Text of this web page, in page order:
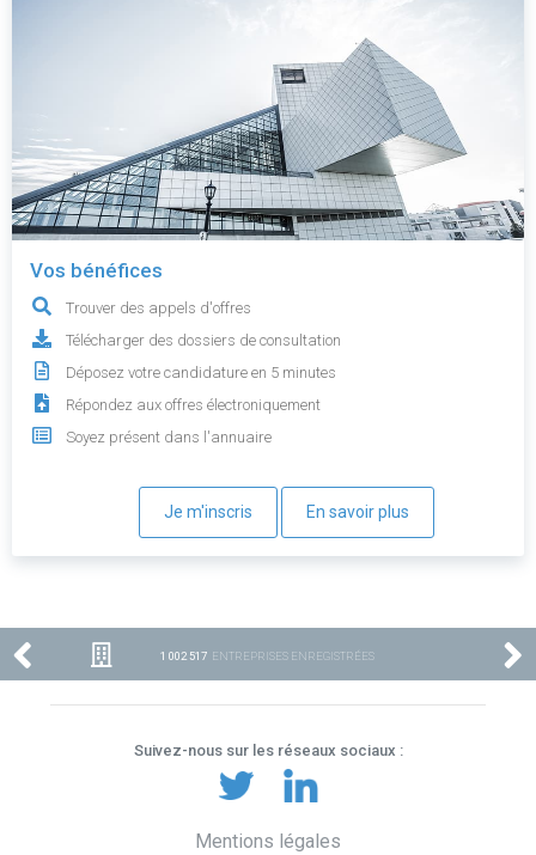
Vos bénéfices
Trouver des appels d'offres
Télécharger des dossiers de consultation
Déposez votre candidature en 5 minutes
Répondez aux offres électroniquement
Soyez présent dans l'annuaire
Je m'inscris En savoir plus
1 002 517 ENTREPRISES ENREGISTRÉES
Suivez-nous sur les réseaux sociaux :
Mentions légales